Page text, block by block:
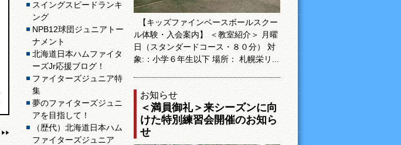
スイングスピードランキ
ング
NPB12球団ジュニアトー
ナメント
北海道日本ハムファイタ
ーズJr応援ブログ！
ファイターズジュニア特
集
夢のファイターズジュニ
アを目指して！
（歴代）北海道日本ハム
ファイターズジュニア
【キッズファインベースボールスクー
ル体験・入会案内】 ＜教室紹介＞ 月曜
日（スタンダードコース・８０分） 対
象:：小学６年生以下 場所： 札幌栄リ...
お知らせ
＜満員御礼＞来シーズンに向
けた特別練習会開催のお知ら
せ